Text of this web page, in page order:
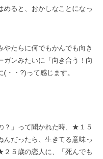
めると、おかしなことになっ
やたらに何でもかんでも向き
ガンみたいに「向き合う！向
・・?)って感じます。
？」って聞かれた時、★１５
んだったら、生きてる意味っ
５歳の恋人に、「死んでも